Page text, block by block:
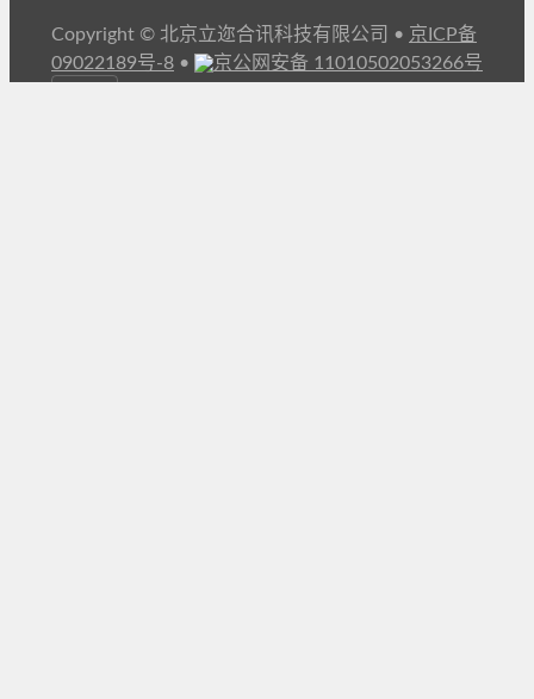
Copyright © 北京立迩合讯科技有限公司 • 京ICP备
09022189号-8 • 京公网安备 11010502053266号